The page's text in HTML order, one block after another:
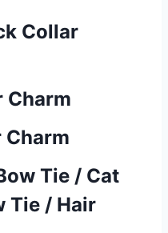
Collar
Charm
Charm
Tie / Cat
Tie / Hair